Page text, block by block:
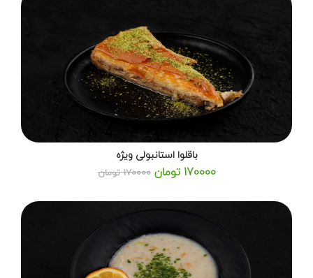
باقلوا استانبولی ویژه
170000 تومان 170000 تومان